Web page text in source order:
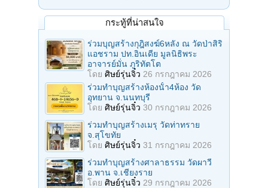
กระทู้ที่น่าสนใจ
ร่วมบุญสร้างกุฎิสงฆ์6หลัง ณ วัดป่าสิริ
แอชราม ปท.อินเดีย มูลนิธิพระ
อาจารย์มั่น ภูริทัตโต
โดย ศิษย์รุ่นจิ๋ว 26 กรกฎาคม 2026
ร่วมทําบุญสร้างห้องนั้า4ห้อง วัด
อุทยาน จ.นนทบุรี
โดย ศิษย์รุ่นจิ๋ว 30 กรกฎาคม 2026
ร่วมทําบุญสร้างเมรุ วัดท่าทราย
จ.สุโขทัย
โดย ศิษย์รุ่นจิ๋ว 31 กรกฎาคม 2026
ร่วมทําบุญสร้างศาลาธรรม วัดผาวี
อ.พาน จ.เชียงราย
โดย ศิษย์รุ่นจิ๋ว 29 กรกฎาคม 2026